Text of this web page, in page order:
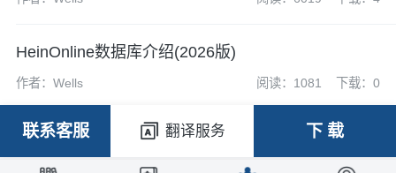
HeinOnline数据库介绍(2026版)
作者：Wells 阅读：1081 下载：0
联系客服 翻译服务 下 载